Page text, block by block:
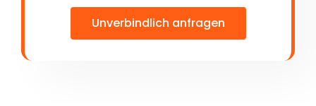
Unverbindlich anfragen